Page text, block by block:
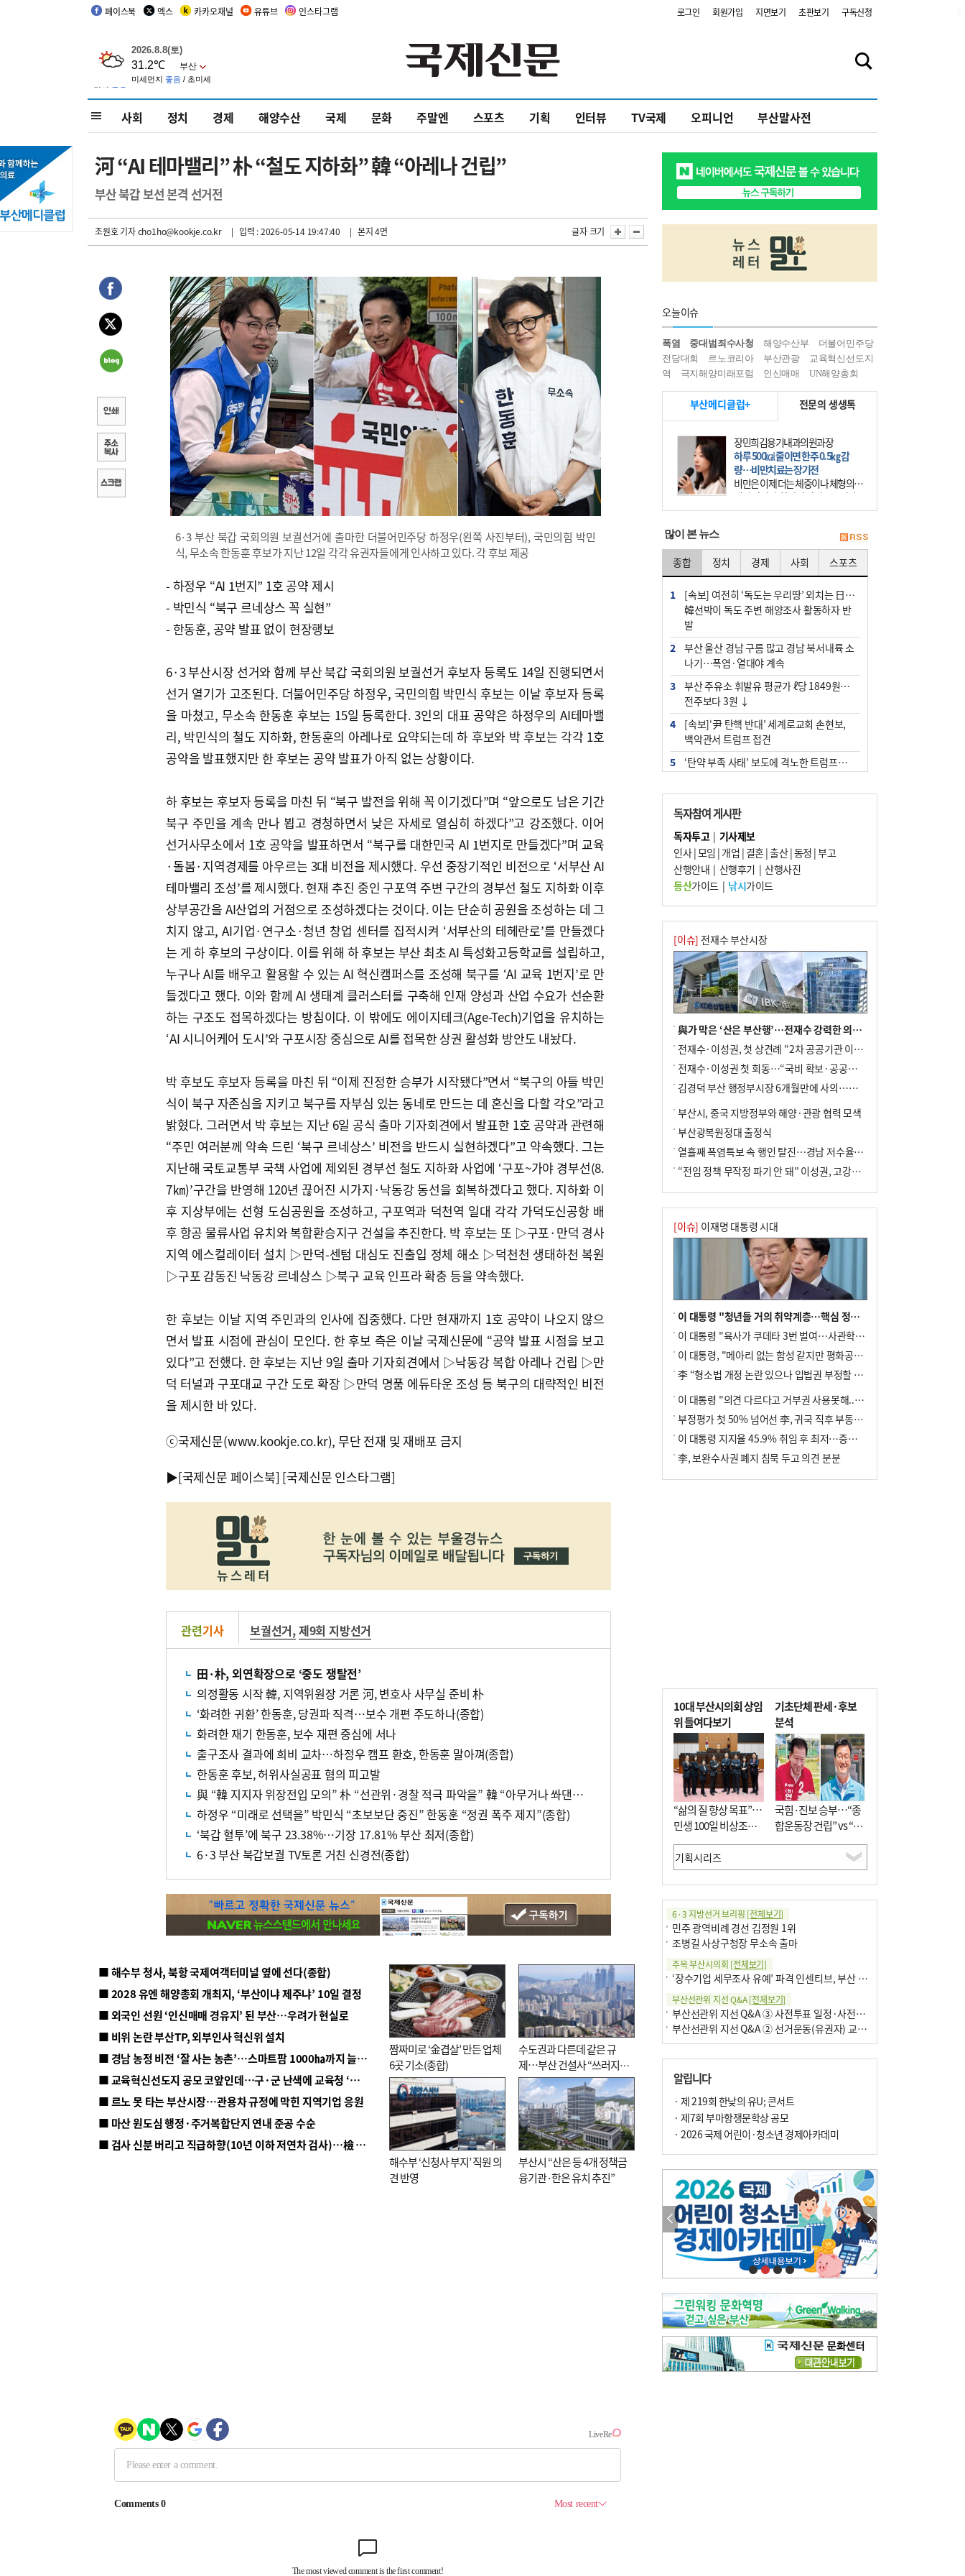
페이스북 엑스 카카오채널 유튜브 인스타그램 로그인 회원가입 지면보기 초판보기 구독신청
사회 정치 경제 해양수산 국제 문화 주말엔 스포츠 기획 인터뷰 TV국제 오피니언 부산말사전
河 “AI 테마밸리” 朴 “철도 지하화” 韓 “아레나 건립”
부산 북갑 보선 본격 선거전
조원호 기자cho1ho@kookje.co.kr | 입력 : 2026-05-14 19:47:40 | 본지 4면 글자 크기
6·3 부산 북갑 국회의원 보궐선거에 출마한 더불어민주당 하정우(왼쪽 사진부터), 국민의힘 박민
식, 무소속 한동훈 후보가 지난 12일 각각 유권자들에게 인사하고 있다. 각 후보 제공
- 하정우 “AI 1번지” 1호 공약 제시
- 박민식 “북구 르네상스 꼭 실현”
- 한동훈, 공약 발표 없이 현장행보
6·3 부산시장 선거와 함께 부산 북갑 국회의원 보궐선거 후보자 등록도 14일 진행되면서
선거 열기가 고조된다. 더불어민주당 하정우, 국민의힘 박민식 후보는 이날 후보자 등록
을 마쳤고, 무소속 한동훈 후보는 15일 등록한다. 3인의 대표 공약은 하정우의 AI테마밸
리, 박민식의 철도 지하화, 한동훈의 아레나로 요약되는데 하 후보와 박 후보는 각각 1호
공약을 발표했지만 한 후보는 공약 발표가 아직 없는 상황이다.
하 후보는 후보자 등록을 마친 뒤 “북구 발전을 위해 꼭 이기겠다”며 “앞으로도 남은 기간
북구 주민을 계속 만나 뵙고 경청하면서 낮은 자세로 열심히 하겠다”고 강조했다. 이어
선거사무소에서 1호 공약을 발표하면서 “북구를 대한민국 AI 1번지로 만들겠다”며 교육
·돌봄·지역경제를 아우르는 3대 비전을 제시했다. 우선 중장기적인 비전으로 ‘서부산 AI
테마밸리 조성’를 제시했다. 현재 추진 중인 구포역 주변 구간의 경부선 철도 지하화 이후
상부공간을 AI산업의 거점으로 조성하겠다는 것이다. 이는 단순히 공원을 조성하는 데 그
치지 않고, AI기업·연구소·청년 창업 센터를 집적시켜 ‘서부산의 테헤란로’를 만들겠다
는 게 하 후보의 구상이다. 이를 위해 하 후보는 부산 최초 AI 특성화고등학교를 설립하고,
누구나 AI를 배우고 활용할 수 있는 AI 혁신캠퍼스를 조성해 북구를 ‘AI 교육 1번지’로 만
들겠다고 했다. 이와 함께 AI 생태계 클러스터를 구축해 인재 양성과 산업 수요가 선순환
하는 구조도 접목하겠다는 방침이다. 이 밖에도 에이지테크(Age-Tech)기업을 유치하는
‘AI 시니어케어 도시’와 구포시장 중심으로 AI를 접목한 상권 활성화 방안도 내놨다.
박 후보도 후보자 등록을 마친 뒤 “이제 진정한 승부가 시작됐다”면서 “북구의 아들 박민
식이 북구 자존심을 지키고 북구를 자부심 있는 동네로 만드는 데 혼신을 다할 각오”라고
밝혔다. 그러면서 박 후보는 지난 6일 공식 출마 기자회견에서 발표한 1호 공약과 관련해
“주민 여러분께 약속 드린 ‘북구 르네상스’ 비전을 반드시 실현하겠다”고 약속했다. 그는
지난해 국토교통부 국책 사업에 제외된 경부선 철도 지하화 사업에 ‘구포~가야 경부선(8.
7㎞)’구간을 반영해 120년 끊어진 시가지·낙동강 동선을 회복하겠다고 했다. 지하화 이
후 지상부에는 선형 도심공원을 조성하고, 구포역과 덕천역 일대 각각 가덕도신공항 배
후 항공 물류사업 유치와 복합환승지구 건설을 추진한다. 박 후보는 또 ▷구포·만덕 경사
지역 에스컬레이터 설치 ▷만덕-센텀 대심도 진출입 정체 해소 ▷덕천천 생태하천 복원
▷구포 감동진 낙동강 르네상스 ▷북구 교육 인프라 확충 등을 약속했다.
한 후보는 이날 지역 주민과의 인사에 집중했다. 다만 현재까지 1호 공약이 나오지 않으
면서 발표 시점에 관심이 모인다. 한 후보 측은 이날 국제신문에 “공약 발표 시점을 보고
있다”고 전했다. 한 후보는 지난 9일 출마 기자회견에서 ▷낙동강 복합 아레나 건립 ▷만
덕 터널과 구포대교 구간 도로 확장 ▷만덕 명품 에듀타운 조성 등 북구의 대략적인 비전
을 제시한 바 있다.
ⓒ국제신문(www.kookje.co.kr), 무단 전재 및 재배포 금지
▶[국제신문 페이스북] [국제신문 인스타그램]
관련기사 보궐선거,제9회 지방선거
田·朴, 외연확장으로 ‘중도 쟁탈전’
의정활동 시작 韓, 지역위원장 거론 河, 변호사 사무실 준비 朴
‘화려한 귀환’ 한동훈, 당권파 직격…보수 개편 주도하나(종합)
화려한 재기 한동훈, 보수 재편 중심에 서나
출구조사 결과에 희비 교차…하정우 캠프 환호, 한동훈 말아껴(종합)
한동훈 후보, 허위사실공표 혐의 피고발
與 “韓 지지자 위장전입 모의” 朴 “선관위·경찰 적극 파악을” 韓 “아무거나 쏴댄다” 불쾌감(종합)
하정우 “미래로 선택을” 박민식 “초보보단 중진” 한동훈 “정권 폭주 제지”(종합)
‘북갑 혈투’에 북구 23.38%…기장 17.81% 부산 최저(종합)
6·3 부산 북갑보궐 TV토론 거친 신경전(종합)
■ 해수부 청사, 북항 국제여객터미널 옆에 선다(종합)
■ 2028 유엔 해양총회 개최지, ‘부산이냐 제주냐’ 10일 결정
■ 외국인 선원 ‘인신매매 경유지’ 된 부산…우려가 현실로
■ 비위 논란 부산TP, 외부인사 혁신위 설치
■ 경남 농정 비전 ‘잘 사는 농촌’…스마트팜 1000㏊까지 늘린다
■ 교육혁신선도지 공모 코앞인데…구·군 난색에 교육청 ‘쩔쩔’
■ 르노 못 타는 부산시장…관용차 규정에 막힌 지역기업 응원
■ 마산 원도심 행정·주거복합단지 연내 준공 수순
■ 검사 신분 버리고 직급하향(10년 이하 저연차 검사)…檢 중수청행 기피
짬짜미로 ‘金겹살’ 만든 업체
6곳 기소(종합)
수도권과 다른데 같은 규
제…부산 건설사 “쓰러지기
직전”
해수부 ‘신청사 부지’ 직원 의
견 반영
부산시 “산은 등 4개 정책금
융기관·한은 유치 추진”
오늘이슈
폭염 중대범죄수사청 해양수산부
더불어민주당
전당대회
르노코리아 부산관광
교육혁신선도지
역
극지해양미래포럼 인신매매 UN해양총회
부산메디클럽+ 전문의 생생톡
장민희김용기내과의원과장
하루 500㎉ 줄이면 한주 0.5㎏ 감
량…비만치료는 장기전
비만은 이제 더는 체중이나 체형의 문
제가 아니다. 하나의 질병으로 인지
하고 치료와 관리를 해야 한다. 세계
많이 본 뉴스
종합 정치 경제 사회 스포츠
1
[속보] 여전히 ‘독도는 우리땅’ 외치는 日…
韓선박이 독도 주변 해양조사 활동하자 반
발
2
부산 울산 경남 구름 많고 경남 북서내륙 소
나기…폭염·열대야 계속
3
부산 주유소 휘발유 평균가 ℓ당 1849원…
전주보다 3원 ↓
4
[속보]‘尹 탄핵 반대’ 세계로교회 손현보,
백악관서 트럼프 접견
5
‘탄약 부족 사태’ 보도에 격노한 트럼프…
과…“현재는 부적절 행위 없어”
7
"올해 코스피 사이드카 43회 중 25회는 삼
전닉스 ETF 이후 발생"
8
서울 중랑구서 흉기 난동…60대 남성 2명
사망
10 입추 지났지만 푹푹 찐다…온열질환자 10
년 만에 3배
독자참여 게시판
독자투고| 기사제보
인사|모임 | 개업 | 결혼|출산|동정 |부고
산행안내 | 산행후기 | 산행사진
등산가이드| 낚시가이드
[이슈] 전재수 부산시장
與가 막은 ‘산은 부산행’…전재수 강력한 의지 표명 없인 공염불
전재수·이성권, 첫 상견례 “2차 공공기관 이전 초당 협력”(종합)
전재수·이성권 첫 회동…“국비 확보·공공기관 이전 협력”
김경덕 부산 행정부시장 6개월만에 사의…후임 인선 촉각
부산시, 중국 지방정부와 해양·관광 협력 모색
부산광복원정대 출정식
열흘째 폭염특보 속 행인 탈진…경남 저수율 평년의 절반
“전임 정책 무작정 파기 안 돼” 이성권, 고강도 ‘전재수 견제’ 예고
[이슈] 이재명 대통령 시대
이 대통령 "청년들 거의 취약계층…핵심 정책 재편""
이 대통령 "육사가 쿠데타 3번 벌여…사관학교 통합 신속히 추진"
이 대통령, "메아리 없는 함성 같지만 평화공존책 계속해야"
李 “형소법 개정 논란 있으나 입법권 부정할 만큼은 아냐”(종합)
이 대통령 "의견 다르다고 거부권 사용못해.. 입법권 부정할 상황이라 보기 어려워"
부정평가 첫 50% 넘어선 李, 귀국 직후 부동산·증시 점검(종합)
이 대통령 지지율 45.9% 취임 후 최저…증시 폭락·연임 개헌 논란 영향
李, 보완수사권 폐지 침묵 두고 의견 분분
10대 부산시의회 상임
위 들여다보기
“삶의 질 향상 목표”…
민생 100일 비상조치
면밀 심사
기초단체 판세·후보
분석
국힘·진보 승부…“종
합운동장 건립” vs “출
근 공공버스 도입”
6·3 지방선거 브리핑 [전체보기]
민주 광역비례 경선 김정원 1위
조병길 사상구청장 무소속 출마
주목 부산시의회 [전체보기]
‘장수기업 세무조사 유예’ 파격 인센티브, 부산 유출 막을까
부산선관위 지선 Q&A[전체보기]
부산선관위 지선 Q&A ③ 사전투표 일정·사전투표함 보관
부산선관위 지선 Q&A ② 선거운동(유권자) 교육감투표용지
알립니다
· 제 219회 한낮의 유U; 콘서트
· 제7회 부마항쟁문학상 공모
· 2026 국제 어린이·청소년 경제아카데미